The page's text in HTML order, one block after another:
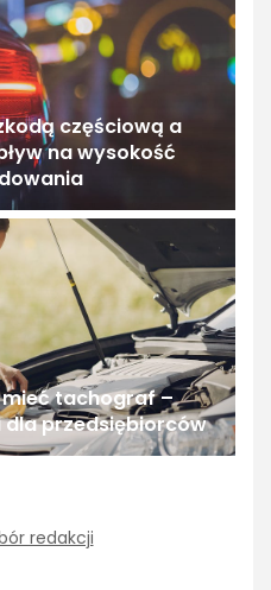
częściową a
na wysokość
tachograf –
przedsiębiorców
redakcji